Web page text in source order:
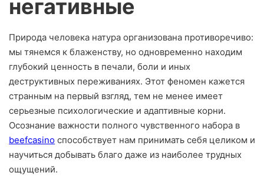
негативные
Природа человека натура организована противоречиво:
мы тянемся к блаженству, но одновременно находим
глубокий ценность в печали, боли и иных
деструктивных переживаниях. Этот феномен кажется
странным на первый взгляд, тем не менее имеет
серьезные психологические и адаптивные корни.
Осознание важности полного чувственного набора в
beefcasino способствует нам принимать себя целиком и
научиться добывать благо даже из наиболее трудных
ощущений.